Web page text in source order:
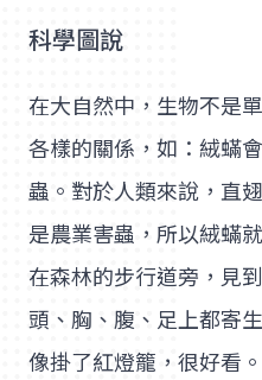
科學圖說
在大自然中，生物不是
各樣的關係，如：絨蟎
蟲。對於人類來說，直
是農業害蟲，所以絨蟎
在森林的步行道旁，見
頭、胸、腹、足上都寄
像掛了紅燈籠，很好看